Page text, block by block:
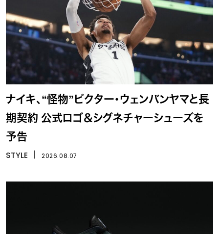
ナイキ、“怪物”ビクター・ウェンバンヤマと長
期契約 公式ロゴ＆シグネチャーシューズを
予告
STYLE 2026.08.07